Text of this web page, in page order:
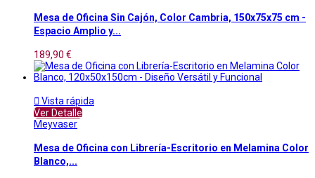
Mesa de Oficina Sin Cajón, Color Cambria, 150x75x75 cm -
Espacio Amplio y...
189,90 €
 Vista rápida
Ver Detalle
Meyvaser
Mesa de Oficina con Librería-Escritorio en Melamina Color
Blanco,...